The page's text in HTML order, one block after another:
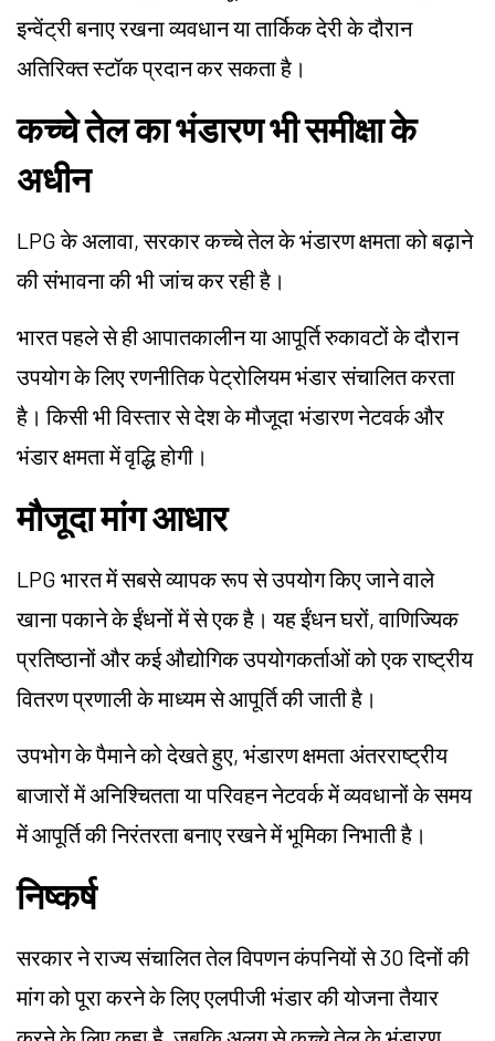
इन्वेंट्री बनाए रखना व्यवधान या तार्किक देरी के दौरान
अतिरिक्त स्टॉक प्रदान कर सकता है।
कच्चे तेल का भंडारण भी समीक्षा के
अधीन
LPG के अलावा, सरकार कच्चे तेल के भंडारण क्षमता को बढ़ाने
की संभावना की भी जांच कर रही है।
भारत पहले से ही आपातकालीन या आपूर्ति रुकावटों के दौरान
उपयोग के लिए रणनीतिक पेट्रोलियम भंडार संचालित करता
है। किसी भी विस्तार से देश के मौजूदा भंडारण नेटवर्क और
भंडार क्षमता में वृद्धि होगी।
मौजूदा मांग आधार
LPG भारत में सबसे व्यापक रूप से उपयोग किए जाने वाले
खाना पकाने के ईंधनों में से एक है। यह ईंधन घरों, वाणिज्यिक
प्रतिष्ठानों और कई औद्योगिक उपयोगकर्ताओं को एक राष्ट्रीय
वितरण प्रणाली के माध्यम से आपूर्ति की जाती है।
उपभोग के पैमाने को देखते हुए, भंडारण क्षमता अंतरराष्ट्रीय
बाजारों में अनिश्चितता या परिवहन नेटवर्क में व्यवधानों के समय
में आपूर्ति की निरंतरता बनाए रखने में भूमिका निभाती है।
निष्कर्ष
सरकार ने राज्य संचालित तेल विपणन कंपनियों से 30 दिनों की
मांग को पूरा करने के लिए एलपीजी भंडार की योजना तैयार